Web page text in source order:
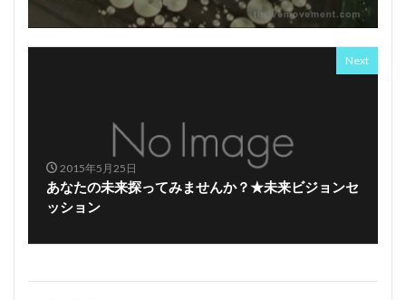
Next
2015年5月25日
あなたの未来探ってみませんか？★未来ビジョンセ
ッション